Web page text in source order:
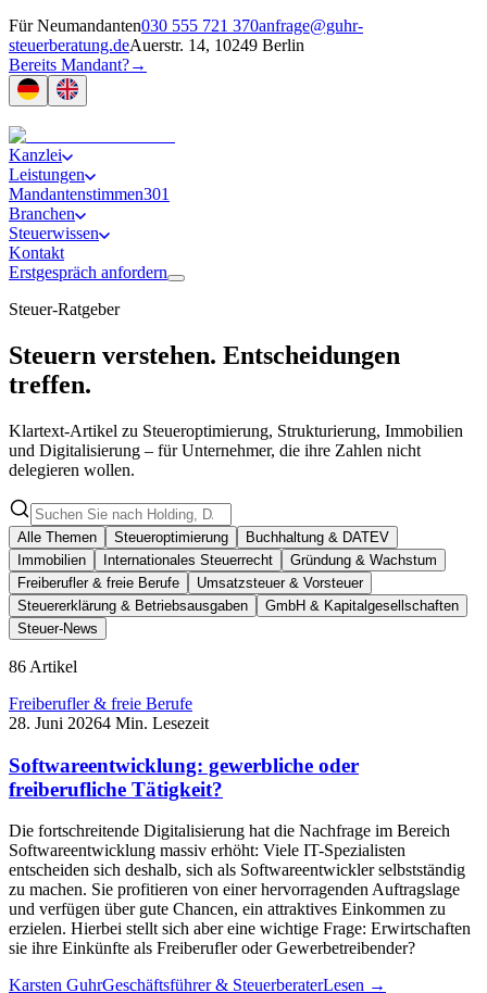
Für Neumandanten030 555 721 370anfrage@guhr-
steuerberatung.deAuerstr. 14, 10249 Berlin
Bereits Mandant?→
Kanzlei
Leistungen
Mandantenstimmen301
Branchen
Steuerwissen
Kontakt
Erstgespräch anfordern
Steuer-Ratgeber
Steuern verstehen. Entscheidungen
treffen.
Klartext-Artikel zu Steueroptimierung, Strukturierung, Immobilien
und Digitalisierung – für Unternehmer, die ihre Zahlen nicht
delegieren wollen.
Alle Themen Steueroptimierung
Buchhaltung & DATEV
Immobilien
Internationales Steuerrecht
Gründung & Wachstum
Freiberufler & freie Berufe
Umsatzsteuer & Vorsteuer
Steuererklärung & Betriebsausgaben
GmbH & Kapitalgesellschaften
Steuer-News
86 Artikel
Freiberufler & freie Berufe
28. Juni 20264 Min. Lesezeit
Softwareentwicklung: gewerbliche oder
freiberufliche Tätigkeit?
Die fortschreitende Digitalisierung hat die Nachfrage im Bereich
Softwareentwicklung massiv erhöht: Viele IT-Spezialisten
entscheiden sich deshalb, sich als Softwareentwickler selbstständig
zu machen. Sie profitieren von einer hervorragenden Auftragslage
und verfügen über gute Chancen, ein attraktives Einkommen zu
erzielen. Hierbei stellt sich aber eine wichtige Frage: Erwirtschaften
sie ihre Einkünfte als Freiberufler oder Gewerbetreibender?
Karsten GuhrGeschäftsführer & SteuerberaterLesen →